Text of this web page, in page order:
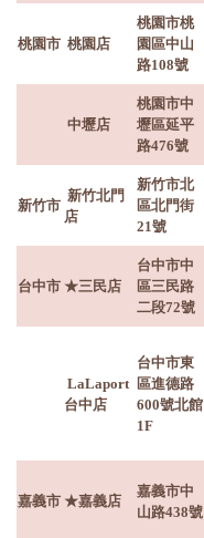
桃園市 桃園店
桃園市桃
園區中山
路108號
中壢店
桃園市中
壢區延平
路476號
新竹市
新竹北門
店
新竹市北
區北門街
21號
台中市 ★三民店
台中市中
區三民路
二段72號
LaLaport
台中店
台中市東
區進德路
600號北館
1F
嘉義市 ★嘉義店
嘉義市中
山路438號